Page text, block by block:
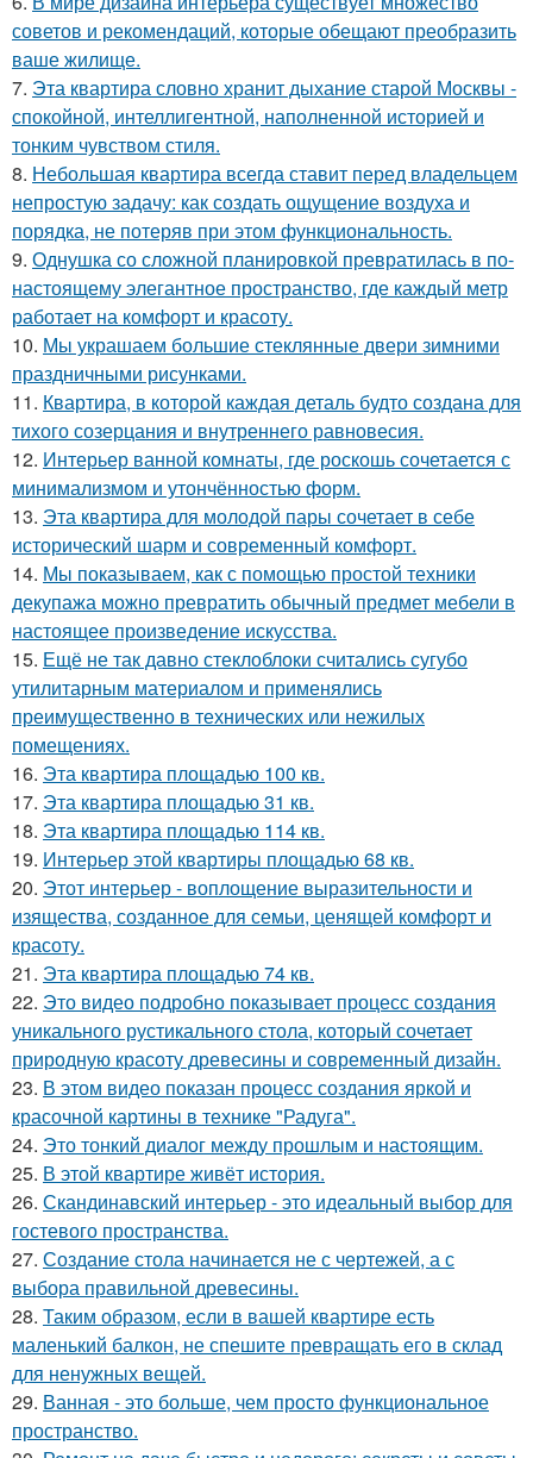
советов и рекомендаций, которые обещают преобразить
ваше жилище.
7. Эта квартира словно хранит дыхание старой Москвы -
спокойной, интеллигентной, наполненной историей и
тонким чувством стиля.
8. Небольшая квартира всегда ставит перед владельцем
непростую задачу: как создать ощущение воздуха и
порядка, не потеряв при этом функциональность.
9. Однушка со сложной планировкой превратилась в по-
настоящему элегантное пространство, где каждый метр
работает на комфорт и красоту.
10. Мы украшаем большие стеклянные двери зимними
праздничными рисунками.
11. Квартира, в которой каждая деталь будто создана для
тихого созерцания и внутреннего равновесия.
12. Интерьер ванной комнаты, где роскошь сочетается с
минимализмом и утончённостью форм.
13. Эта квартира для молодой пары сочетает в себе
исторический шарм и современный комфорт.
14. Мы показываем, как с помощью простой техники
декупажа можно превратить обычный предмет мебели в
настоящее произведение искусства.
15. Ещё не так давно стеклоблоки считались сугубо
утилитарным материалом и применялись
преимущественно в технических или нежилых
помещениях.
16. Эта квартира площадью 100 кв.
17. Эта квартира площадью 31 кв.
18. Эта квартира площадью 114 кв.
19. Интерьер этой квартиры площадью 68 кв.
20. Этот интерьер - воплощение выразительности и
изящества, созданное для семьи, ценящей комфорт и
красоту.
21. Эта квартира площадью 74 кв.
22. Это видео подробно показывает процесс создания
уникального рустикального стола, который сочетает
природную красоту древесины и современный дизайн.
23. В этом видео показан процесс создания яркой и
красочной картины в технике "Радуга".
24. Это тонкий диалог между прошлым и настоящим.
25. В этой квартире живёт история.
26. Скандинавский интерьер - это идеальный выбор для
гостевого пространства.
27. Создание стола начинается не с чертежей, а с
выбора правильной древесины.
28. Таким образом, если в вашей квартире есть
маленький балкон, не спешите превращать его в склад
для ненужных вещей.
29. Ванная - это больше, чем просто функциональное
пространство.